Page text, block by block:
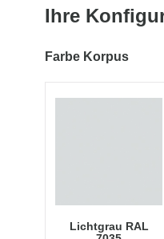
Ihre
Farbe Korpus
Lichtgrau RAL